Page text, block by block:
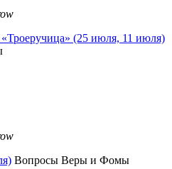
(25 июля, 11 июля)
Вопросы Веры и Фомы